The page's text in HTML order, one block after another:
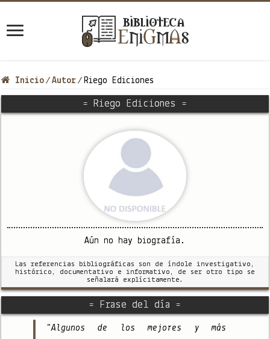
Inicio / Autor / Riego Ediciones
= Riego Ediciones =
Aún no hay biografía.
Las referencias bibliográficas son de índole investigativo,
histórico, documentativo e informativo, de ser otro tipo se
señalará explícitamente.
= Frase del día =
"Algunos de los mejores y más